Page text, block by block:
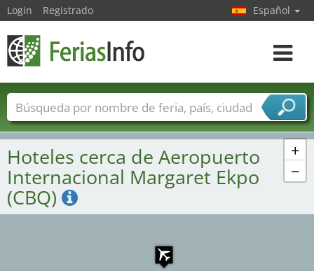
+
−
Hoteles cerca de Aeropuerto
Internacional Margaret Ekpo
(CBQ)
Login Registrado Español
toggle
Nombres de ferias Países
Ciudades
Sectores de ferias
Sectores de proveedor de servicios